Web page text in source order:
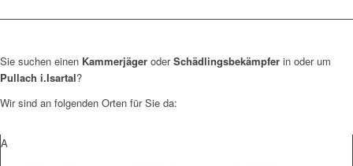
Sie suchen einen Kammerjäger oderSchädlingsbekämpfer in oder um
Pullach i.Isartal?
Wir sind an folgenden Orten für Sie da:
A